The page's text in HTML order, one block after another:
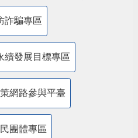
詐騙專區
續發展目標專區
網路參與平臺
民團體專區